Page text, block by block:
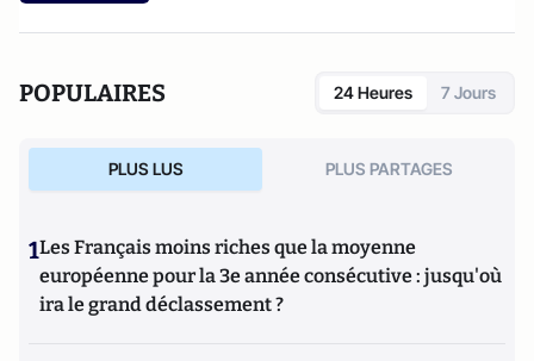
POPULAIRES 24 Heures 7 Jours
PLUS LUS PLUS PARTAGES
1Les Français moins riches que la moyenne
européenne pour la 3e année consécutive : jusqu'où
ira le grand déclassement ?